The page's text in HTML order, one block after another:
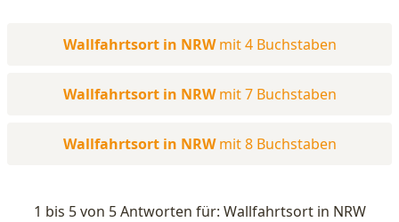
Wallfahrtsort in NRW mit 4 Buchstaben
Wallfahrtsort in NRW mit 7 Buchstaben
Wallfahrtsort in NRW mit 8 Buchstaben
1 bis 5 von 5 Antworten für: Wallfahrtsort in NRW